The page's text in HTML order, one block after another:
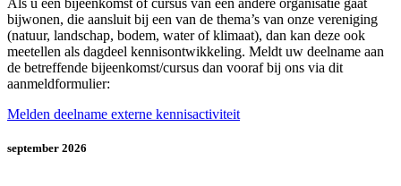
bijwonen, die aansluit bij een van de thema’s van onze vereniging
(natuur, landschap, bodem, water of klimaat), dan kan deze ook
meetellen als dagdeel kennisontwikkeling. Meldt uw deelname aan
de betreffende bijeenkomst/cursus dan vooraf bij ons via dit
aanmeldformulier:
Melden deelname externe kennisactiviteit
september 2026